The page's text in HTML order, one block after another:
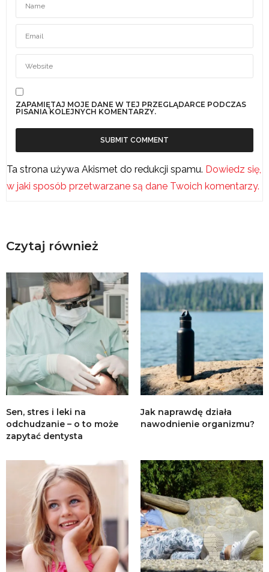
ZAPAMIĘTAJ MOJE DANE W TEJ PRZEGLĄDARCE PODCZAS
PISANIA KOLEJNYCH KOMENTARZY.
Ta strona używa Akismet do redukcji spamu. Dowiedz się,
w jaki sposób przetwarzane są dane Twoich komentarzy.
Czytaj również
Sen, stres i leki na
odchudzanie – o to może
zapytać dentysta
Jak naprawdę działa
nawodnienie organizmu?